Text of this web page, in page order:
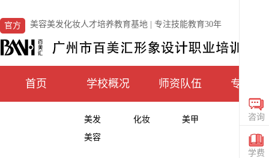
咨询
在线
学费
官方 美容美发化妆人才培养教育基地 | 专注技能教育30年
首页 学校概况 师资队伍 专业课
美发 化妆
美甲
美容